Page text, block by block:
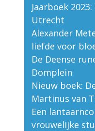
Jaarboek
Utrecht
Alexander
liefde voor
De Deense
Domplein
Nieuw boek:
Martinus van
Een
vrouwelijke